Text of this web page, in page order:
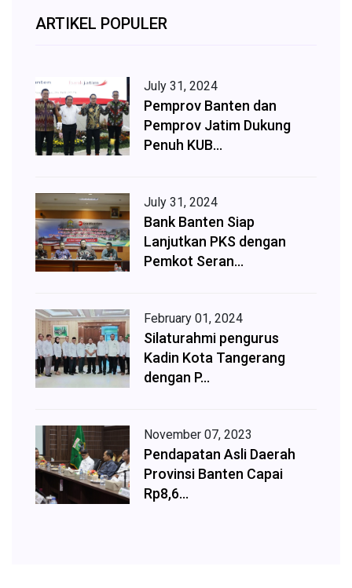
ARTIKEL POPULER
July 31, 2024
Pemprov Banten dan
Pemprov Jatim Dukung
Penuh KUB...
July 31, 2024
Bank Banten Siap
Lanjutkan PKS dengan
Pemkot Seran...
February 01, 2024
Silaturahmi pengurus
Kadin Kota Tangerang
dengan P...
November 07, 2023
Pendapatan Asli Daerah
Provinsi Banten Capai
Rp8,6...